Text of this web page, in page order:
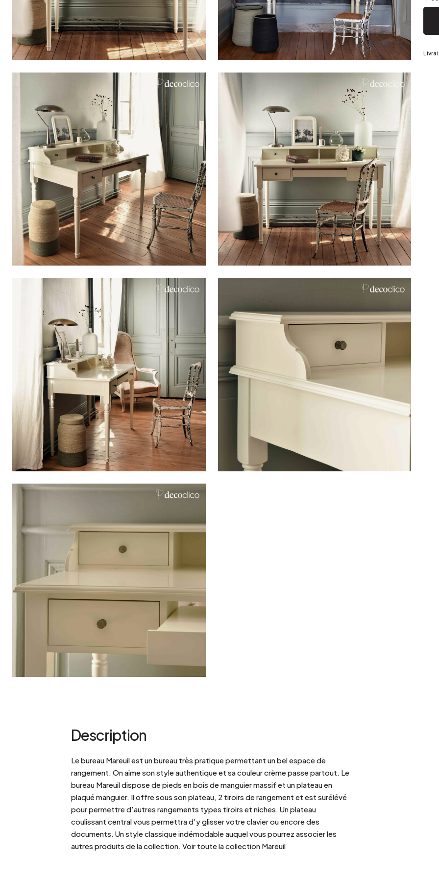
Bistrot
Bord de mer
Brocante
Contemporain
Esprit Haussmannien
Grand hôtel
Velours
Bois blond
Papier mâché
Verre
Zinc et galva
Argenté
Description
Le bureau Mareuil est un bureau très pratique permettant un bel espace de
rangement. On aime son style authentique et sa couleur crème passe partout. Le
bureau Mareuil dispose de pieds en bois de manguier massif et un plateau en
plaqué manguier. Il offre sous son plateau, 2 tiroirs de rangement et est surélévé
pour permettre d'autres rangements types tiroirs et niches. Un plateau
coulissant central vous permettra d'y glisser votre clavier ou encore des
documents. Un style classique indémodable auquel vous pourrez associer les
autres produits de la collection. Voir toute la collection Mareuil